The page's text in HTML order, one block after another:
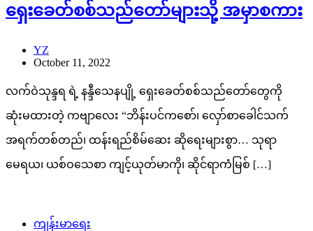
ရှေးခေတ်စစ်သည်တော်များသို့ အမှာစကား
YZ
October 11, 2022
လက်ဝဲသုန္ဒရ ရဲ့ နန္ဒီသေနပျို့ ရှေး‌ခေတ်စစ်သည်တော်တွေကို
ဆုံးမထားတဲ့ ကဗျာလေး “ဘိန်းပင်ကစော်၊ လှော်စာခေါင်သက်
အရက်တစ်တည်၊ ထန်းရည်စိမ်ဆေး ဆိုရေးများစွာ… သုရာ
မေရယ၊ ယစ်ဝသေစာ ကျင့်ယုတ်မာကို၊ ဆိုင်ရာကံမြစ် […]
ကျန်းမာရေး